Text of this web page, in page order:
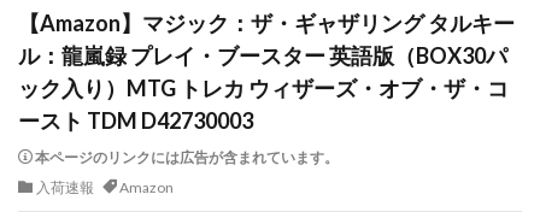
【Amazon】マジック：ザ・ギャザリング タルキー
ル：龍嵐録 プレイ・ブースター 英語版（BOX30パ
ック入り）MTG トレカ ウィザーズ・オブ・ザ・コ
ースト TDM D42730003
本ページのリンクには広告が含まれています。
入荷速報
Amazon